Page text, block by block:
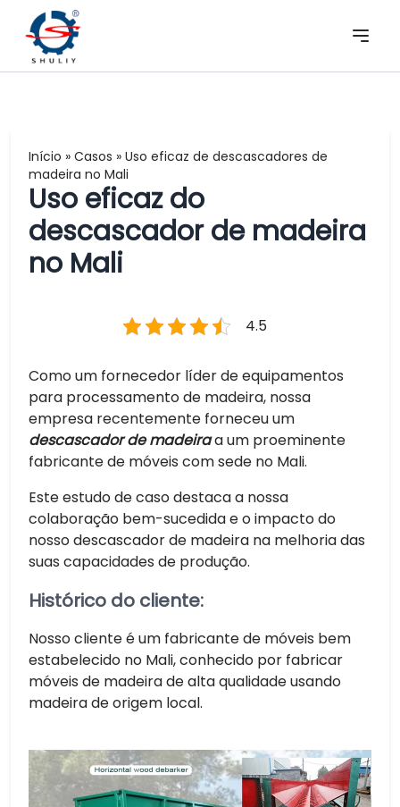
Início » Casos » Uso eficaz de descascadores de
madeira no Mali
Uso eficaz do
descascador de madeira
no Mali
4.5
Como um fornecedor líder de equipamentos
para processamento de madeira, nossa
empresa recentemente forneceu um
descascador de madeiraa um proeminente
fabricante de móveis com sede no Mali.
Este estudo de caso destaca a nossa
colaboração bem-sucedida e o impacto do
nosso descascador de madeira na melhoria das
suas capacidades de produção.
Histórico do cliente:
Nosso cliente é um fabricante de móveis bem
estabelecido no Mali, conhecido por fabricar
móveis de madeira de alta qualidade usando
madeira de origem local.